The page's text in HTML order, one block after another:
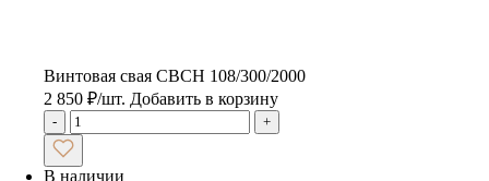
Винтовая свая CBCH 108/300/2000
2 850 ₽/шт. Добавить в корзину
- +
В наличии